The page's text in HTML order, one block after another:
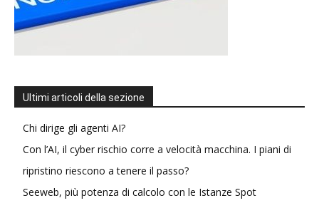
Ultimi articoli della sezione
Chi dirige gli agenti AI?
Con l’AI, il cyber rischio corre a velocità macchina. I piani di
ripristino riescono a tenere il passo?
Seeweb, più potenza di calcolo con le Istanze Spot